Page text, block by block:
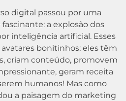
digital passou por uma
a explosão dos
inteligência artificial. Esses
bonitinhos; eles têm
criam conteúdo, promovem
geram receita
humanos! Mas como
a paisagem do marketing